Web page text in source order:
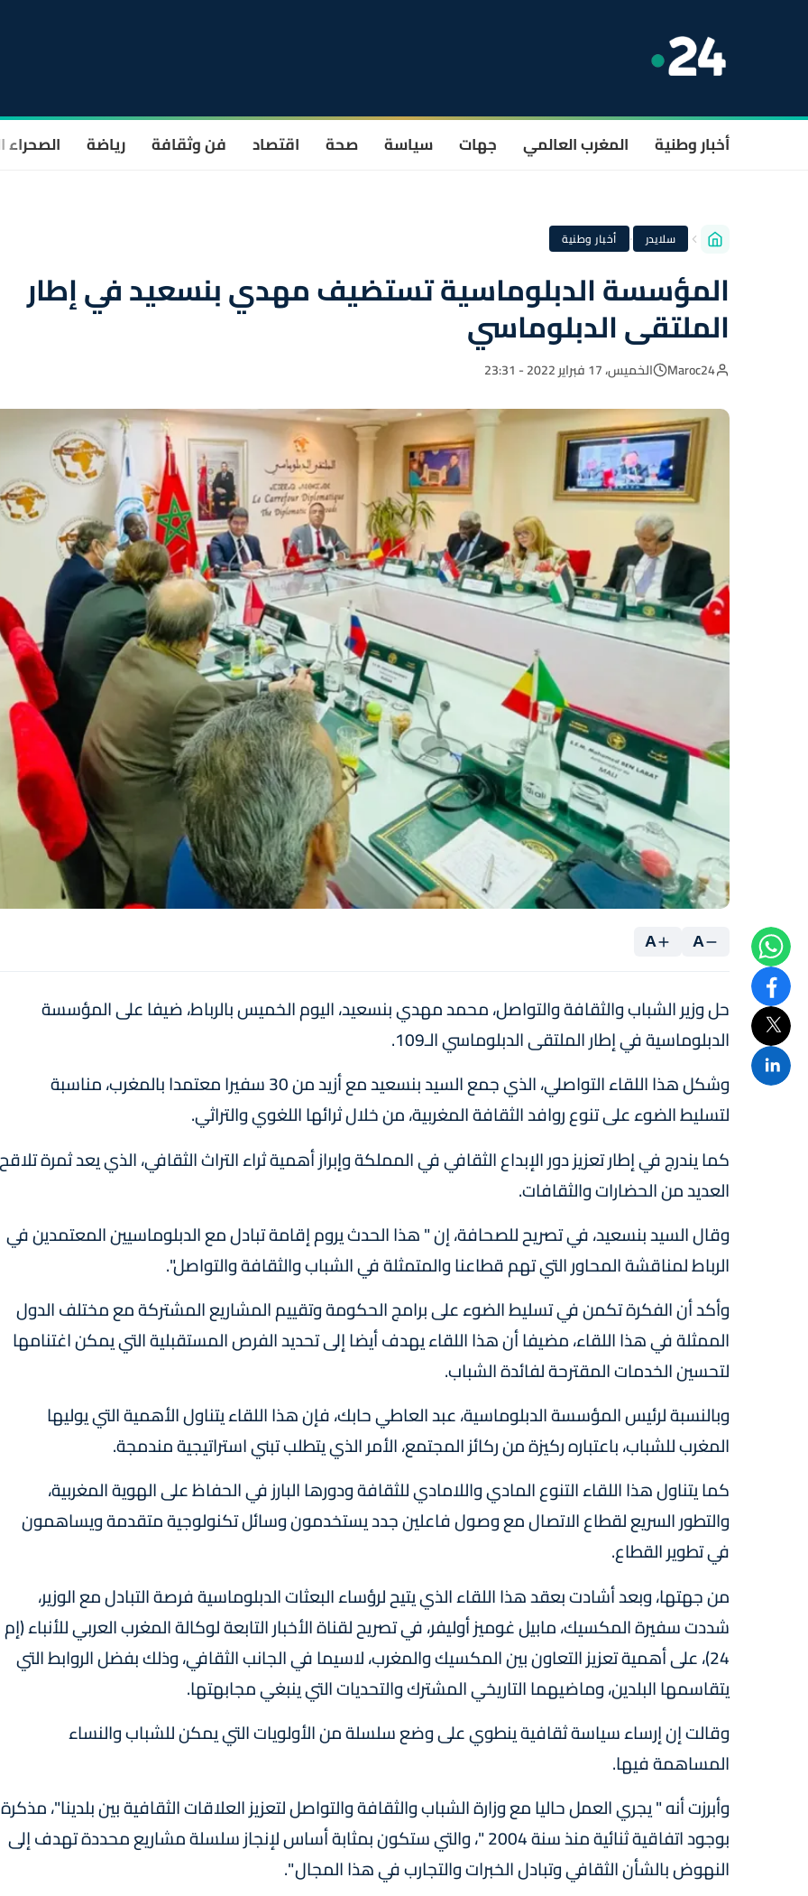
أخبار وطنية المغرب العالمي جهات سياسة صحة اقتصاد فن وثقافة رياضة الصحراء
سلايدر · أخبار وطنية
المؤسسة الدبلوماسية تستضيف مهدي بنسعيد في إطار
الملتقى الدبلوماسي
Maroc24 الخميس، 17 فبراير 2022 - 23:31
A
A
حل وزير الشباب والثقافة والتواصل، محمد مهدي بنسعيد، اليوم الخميس بالرباط، ضيفا على المؤسسة
الدبلوماسية في إطار الملتقى الدبلوماسي الـ109.
وشكل هذا اللقاء التواصلي، الذي جمع السيد بنسعيد مع أزيد من 30 سفيرا معتمدا بالمغرب، مناسبة
لتسليط الضوء على تنوع روافد الثقافة المغربية، من خلال ثرائها اللغوي والتراثي.
كما يندرج في إطار تعزيز دور الإبداع الثقافي في المملكة وإبراز أهمية ثراء التراث الثقافي، الذي يعد ثمرة تلاقح
العديد من الحضارات والثقافات.
وقال السيد بنسعيد، في تصريح للصحافة، إن " هذا الحدث يروم إقامة تبادل مع الدبلوماسيين المعتمدين في
الرباط لمناقشة المحاور التي تهم قطاعنا والمتمثلة في الشباب والثقافة والتواصل".
وأكد أن الفكرة تكمن في تسليط الضوء على برامج الحكومة وتقييم المشاريع المشتركة مع مختلف الدول
الممثلة في هذا اللقاء، مضيفا أن هذا اللقاء يهدف أيضا إلى تحديد الفرص المستقبلية التي يمكن اغتنامها
لتحسين الخدمات المقترحة لفائدة الشباب.
وبالنسبة لرئيس المؤسسة الدبلوماسية، عبد العاطي حابك، فإن هذا اللقاء يتناول الأهمية التي يوليها
المغرب للشباب، باعتباره ركيزة من ركائز المجتمع، الأمر الذي يتطلب تبني استراتيجية مندمجة.
كما يتناول هذا اللقاء التنوع المادي واللامادي للثقافة ودورها البارز في الحفاظ على الهوية المغربية،
والتطور السريع لقطاع الاتصال مع وصول فاعلين جدد يستخدمون وسائل تكنولوجية متقدمة ويساهمون
في تطوير القطاع.
من جهتها، وبعد أشادت بعقد هذا اللقاء الذي يتيح لرؤساء البعثات الدبلوماسية فرصة التبادل مع الوزير،
شددت سفيرة المكسيك، مابيل غوميز أوليفر، في تصريح لقناة الأخبار التابعة لوكالة المغرب العربي للأنباء (إم
24)، على أهمية تعزيز التعاون بين المكسيك والمغرب، لاسيما في الجانب الثقافي، وذلك بفضل الروابط التي
يتقاسمها البلدين، وماضيهما التاريخي المشترك والتحديات التي ينبغي مجابهتها.
وقالت إن إرساء سياسة ثقافية ينطوي على وضع سلسلة من الأولويات التي يمكن للشباب والنساء
المساهمة فيها.
وأبرزت أنه " يجري العمل حاليا مع وزارة الشباب والثقافة والتواصل لتعزيز العلاقات الثقافية بين بلدينا"، مذكرة
بوجود اتفاقية ثنائية منذ سنة 2004 "، والتي ستكون بمثابة أساس لإنجاز سلسلة مشاريع محددة تهدف إلى
النهوض بالشأن الثقافي وتبادل الخبرات والتجارب في هذا المجال ".